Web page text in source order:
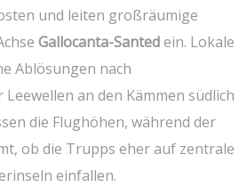
und leiten großräumige
Gallocanta-Santedein.‍ Lokale
Ablösungen nach
an den ​Kämmen südlich
die Flughöhen, während ⁢der
ob die Trupps eher auf zentrale
einfallen.